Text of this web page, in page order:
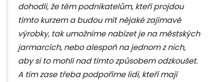
dohodli, že těm podnikatelům, kteří projdou
tímto kurzem a budou mít nějaké zajímavé
výrobky, tak umožníme nabízet je na městských
jarmarcích, nebo alespoň na jednom z nich,
aby si to mohli nad tímto způsobem odzkoušet.
A tím zase třeba podpoříme lidi, kteří mají